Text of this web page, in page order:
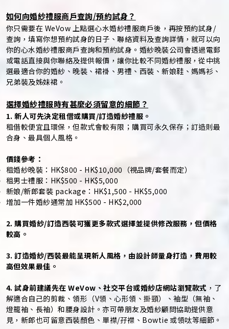
如何向婚紗禮服商戶查詢/預約試身？
你只需要在 WeVow 上點選心水婚紗禮服商戶後，再按預約試身/
查詢，填寫你想預約試身的日子、聯絡資料及查詢詳情，就可以向
你的心水婚紗禮服商戶查詢和預約試身。婚紗晚裝公司會透過電郵
或電話直接與你聯絡及提供報價，讓你比較不同婚紗禮服，從中挑
選最適合你的婚紗、晚裝、裙褂、男禮、西裝、新娘鞋、媽媽衫、
兄弟裝及姊妹裙。
選擇婚紗禮服時有甚麼必須留意的細節？
1. 新人可先決定租借或購買/訂造婚紗禮服。
租借較便宜且環保，但款式會較有限；購買可永久保存；訂造則最
合身、最具個人風格。
價錢參考：
租婚紗晚裝：HK$800 - HK$10,000（視品牌/套餐而定）
租男士禮服：HK$500 - HK$5,000
新娘/新郎套裝 package：HK$1,500 - HK$5,000
增加一件婚紗通常加 HK$500 - HK$2,000
2. 購買婚紗/訂造西裝可獲更多款式選擇並提供修改服務，但價格
較高。
3. 訂造婚紗/西裝最能呈現新人風格，由設計師量身打造，費用較
高但效果最佳。
4. 試身前建議先在 WeVow、社交平台或婚紗店網站瀏覽款式 ，了
解適合自己的剪裁、領形（V領、心形領、掛頸）、袖型（無袖、
燈籠袖、長袖）和腰身設計。亦可帶朋友及婚紗顧問協助提供意
見，新郎也可留意西裝顏色、單襟/孖襟、Bowtie 或領呔等細節。